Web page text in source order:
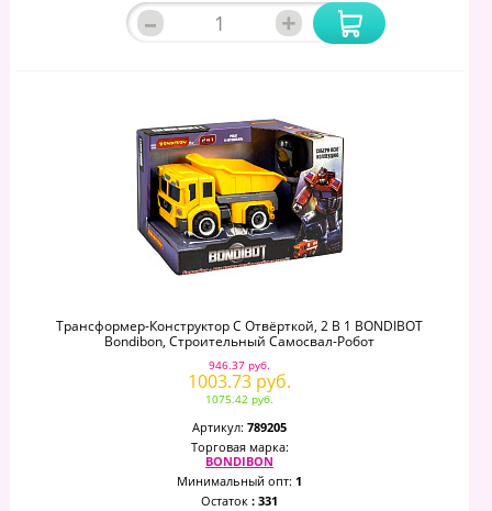
– +
Трансформер-Конструктор С Отвёрткой, 2 В 1 BONDIBOT
Bondibon, Строительный Самосвал-Робот
946.37 руб.
1003.73 руб.
1075.42 руб.
Артикул: 789205
Торговая марка:
BONDIBON
Минимальный опт: 1
Остаток : 331